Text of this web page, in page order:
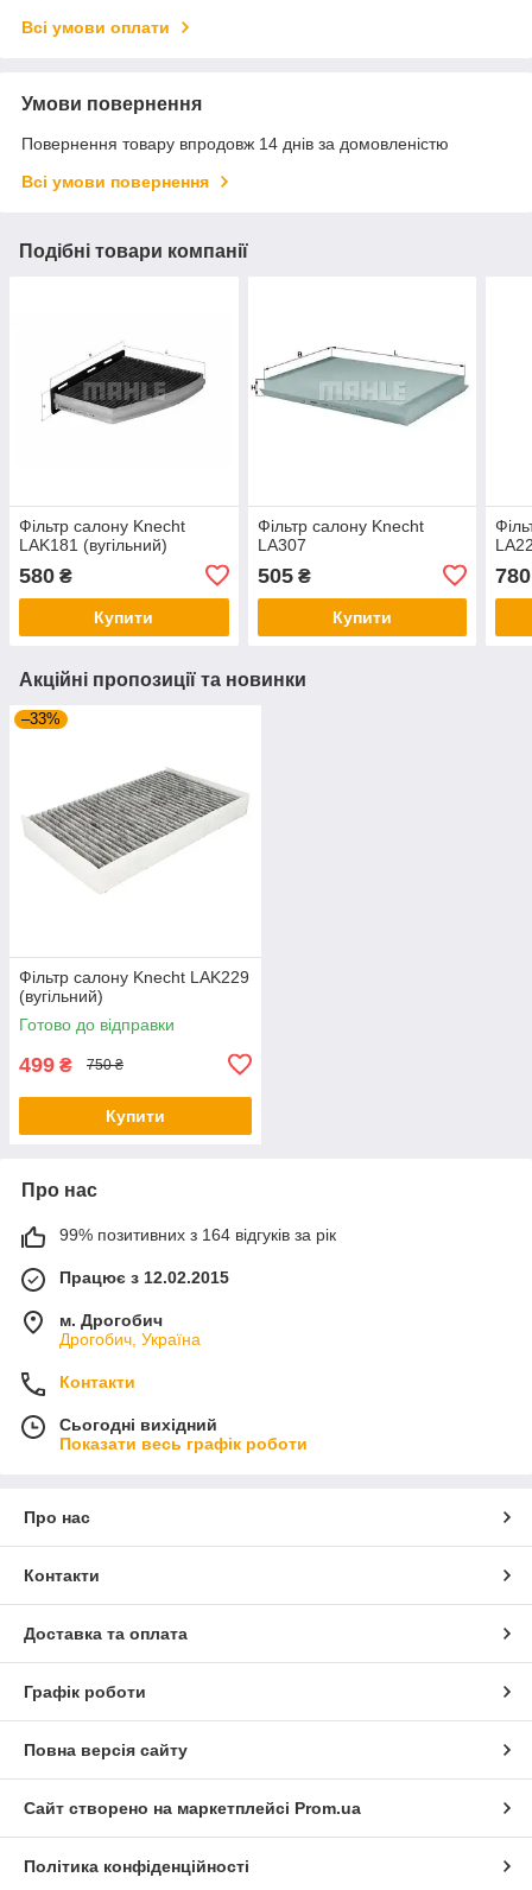
Всі умови оплати
Умови повернення
Повернення товару впродовж 14 днів за домовленістю
Всі умови повернення
Подібні товари компанії
Фільтр салону Knecht
LAK181 (вугільний)
580 ₴
Купити
Фільтр салону Knecht
LA307
505₴
Купити
780
Акційні пропозиції та новинки
–33%
Фільтр салону Knecht LAK229
(вугільний)
Готово до відправки
499 ₴ 750 ₴
Купити
Про нас
99% позитивних з 164 відгуків за рік
Працює з 12.02.2015
м. Дрогобич
Дрогобич, Україна
Контакти
Сьогодні вихідний
Показати весь графік роботи
Про нас
Контакти
Доставка та оплата
Графік роботи
Повна версія сайту
Сайт створено на маркетплейсі Prom.ua
Політика конфіденційності